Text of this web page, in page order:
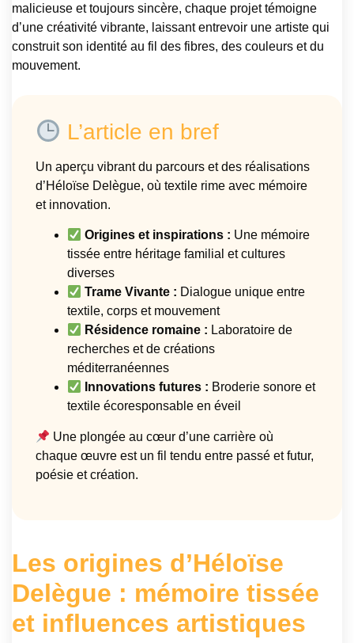
malicieuse et toujours sincère, chaque projet témoigne
d’une créativité vibrante, laissant entrevoir une artiste qui
construit son identité au fil des fibres, des couleurs et du
mouvement.
L’article en bref
Un aperçu vibrant du parcours et des réalisations
d’Héloïse Delègue, où textile rime avec mémoire
et innovation.
Origines et inspirations : Une mémoire
tissée entre héritage familial et cultures
diverses
Trame Vivante : Dialogue unique entre
textile, corps et mouvement
Résidence romaine : Laboratoire de
recherches et de créations
méditerranéennes
Innovations futures : Broderie sonore et
textile écoresponsable en éveil
Une plongée au cœur d’une carrière où
chaque œuvre est un fil tendu entre passé et futur,
poésie et création.
Les origines d’Héloïse
Delègue : mémoire tissée
et influences artistiques